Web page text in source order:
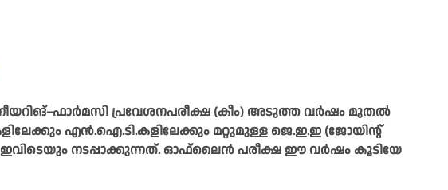
പ്രവേശനപരീക്ഷ (കീം) അടുത്ത വർഷം മുതൽ
എൻ.ഐ.ടി.കളിലേക്കും മറ്റുമുള്ള ജെ.ഇ.ഇ (ജോയിന്റ്
നടപ്പാക്കുന്നത്. ഓഫ്‌ലൈൻ പരീക്ഷ ഈ വർഷം കൂടിയേ